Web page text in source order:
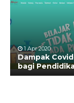
1 Apr 2020
Dampak
bagi